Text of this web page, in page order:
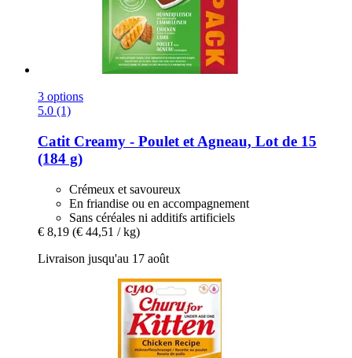
3 options
5.0 (1)
Catit Creamy -​ Poulet et Agneau, Lot de 15
(184 g)
Crémeux et savoureux
En friandise ou en accompagnement
Sans céréales ni additifs artificiels
€ 8,19 (€ 44,51 / kg)
Livraison jusqu'au 17 août